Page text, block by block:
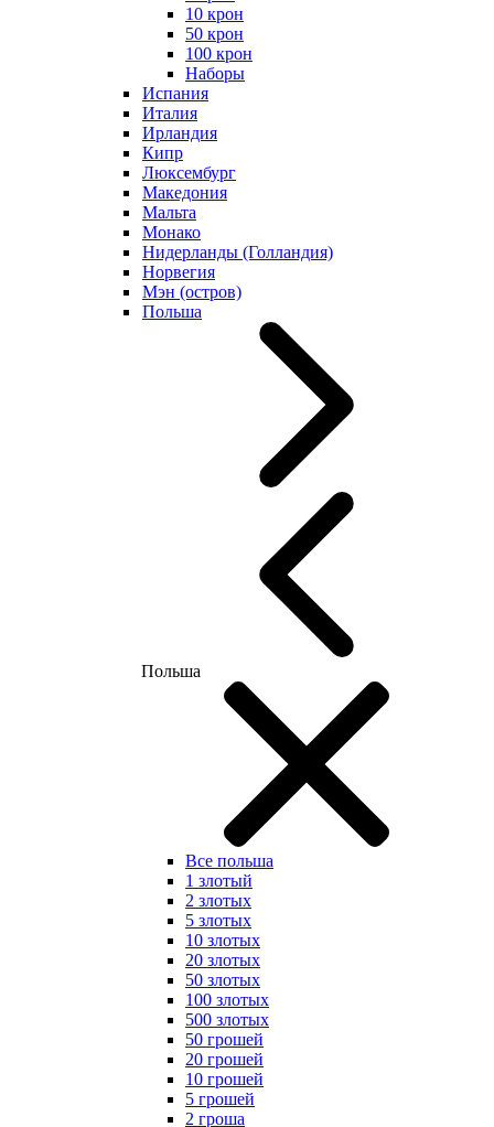
10 крон
50 крон
100 крон
Наборы
Испания
Италия
Ирландия
Кипр
Люксембург
Македония
Мальта
Монако
Нидерланды (Голландия)
Норвегия
Мэн (остров)
Польша
Польша
Все польша
1 злотый
2 злотых
5 злотых
10 злотых
20 злотых
50 злотых
100 злотых
500 злотых
50 грошей
20 грошей
10 грошей
5 грошей
2 гроша